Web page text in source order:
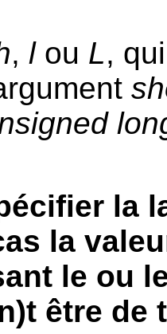
, lou L,
la
la
le ou
être de